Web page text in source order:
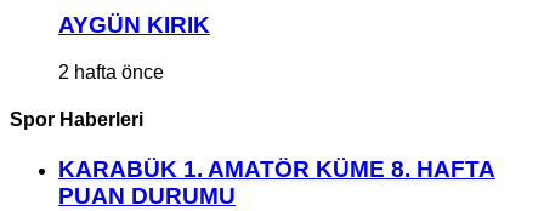
AYGÜN KIRIK
2 hafta önce
Spor Haberleri
KARABÜK 1. AMATÖR KÜME 8. HAFTA
PUAN DURUMU